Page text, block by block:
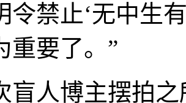
令禁止‘无中生
重要了。”
博主摆拍之